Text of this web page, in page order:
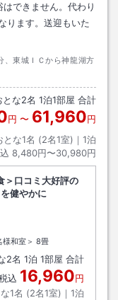
できません。代わり
ります。送迎もいた
、東城ＩＣから神龍湖方
とな2名 1泊1部屋 合計
円 〜 61,960円
とな1名 (2名1室)｜ 1泊
8,480円〜30,980円
＞口コミ大好評の
健やかに
和室＞ 8畳
2名 1泊 1部屋 合計
込 16,960円
1名 (2名1室)｜ 1泊